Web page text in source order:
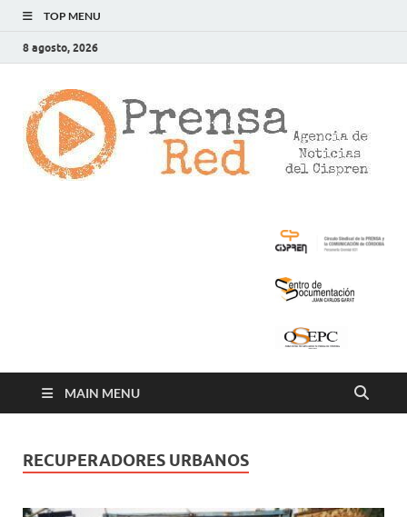
TOP MENU
8 agosto, 2026
MAIN MENU
RECUPERADORES URBANOS